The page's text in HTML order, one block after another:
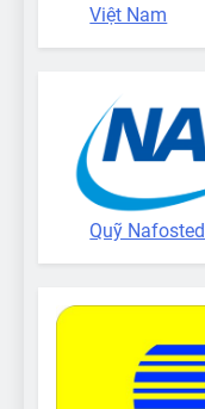
Việt Nam
Quỹ Nafosted